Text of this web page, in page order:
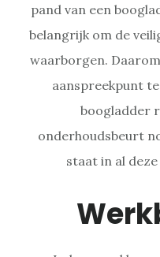
pand van een
belangrijk om de
waarborgen.
aanspreekpunt
boogladder
onderhoudsbeurt
staat in al